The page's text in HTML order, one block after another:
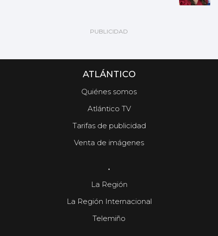
ATLÁNTICO
Quiénes somos
Atlántico TV
Tarifas de publicidad
Venta de imágenes
.
La Región
La Región Internacional
Telemiño